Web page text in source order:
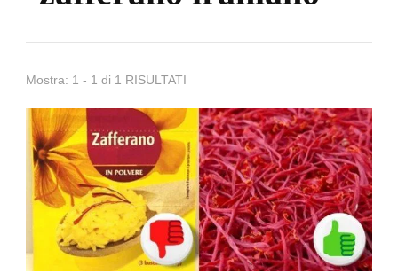
Mostra: 1 - 1 di 1 RISULTATI